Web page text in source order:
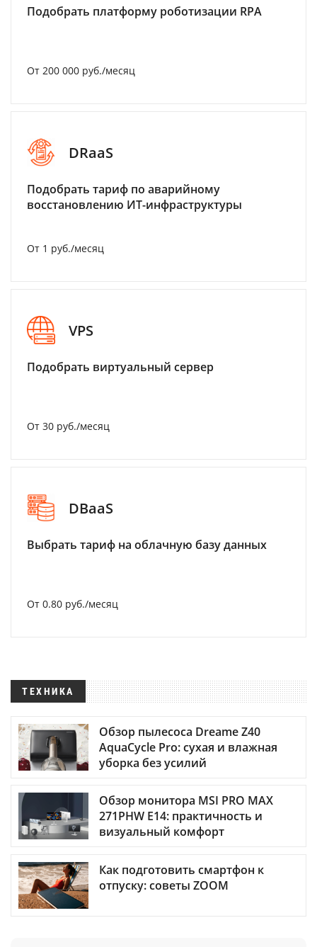
Подобрать платформу роботизации RPA
От 200 000 руб./месяц
DRaaS
Подобрать тариф по аварийному
восстановлению ИТ-инфраструктуры
От 1 руб./месяц
VPS
Подобрать виртуальный сервер
От 30 руб./месяц
DBaaS
Выбрать тариф на облачную базу данных
От 0.80 руб./месяц
ТЕХНИКА
Обзор пылесоса Dreame Z40
AquaCycle Pro: сухая и влажная
уборка без усилий
Обзор монитора MSI PRO MAX
271PHW E14: практичность и
визуальный комфорт
Как подготовить смартфон к
отпуску: советы ZOOM